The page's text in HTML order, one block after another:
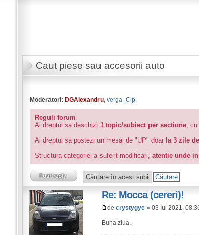
Caut piese sau accesorii auto
Moderatori: DGAlexandru, verga_Cip
Reguli forum
Ai dreptul sa deschizi 1 topic/subiect per sectiune, cu
Ai dreptul sa postezi un mesaj de "UP" doar la 3 zile
Structura categoriei a suferit modificari, atentie unde
Re: Mocca (cereri)!
decrystygye » 03 Iul 2021,
Buna ziua,